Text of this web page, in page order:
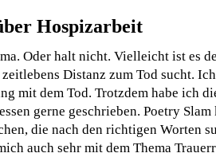
Hospizarbeit
Oder halt nicht. Vielleicht ist es
Distanz zum Tod sucht.
mit dem Tod. Trotzdem habe ich
gerne geschrieben. Poetry
die nach den richtigen Worten
auch sehr mit dem Thema